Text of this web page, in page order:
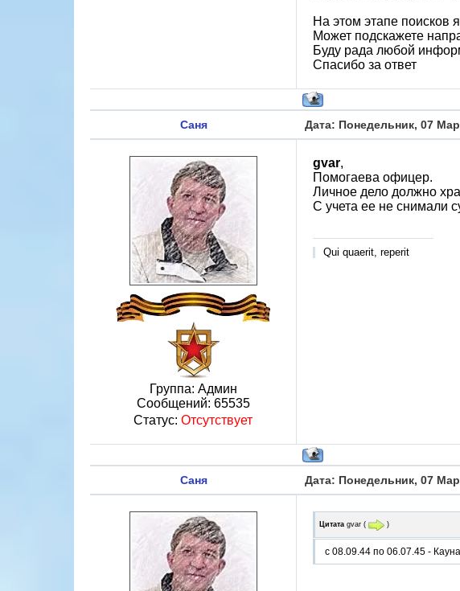
На этом этапе поисков
Может подскажете
Буду рада любой
Спасибо за ответ
Саня Дата: Понедельник, 07
Группа: Админ
Сообщений: 65535
Статус: Отсутствует
gvar,
Помогаева офицер.
Личное дело должно
С учета ее не снимали
Qui quaerit, reperit
Саня Дата: Понедельник, 07
Цитата gvar ( )
с 08.09.44 по 06.07.45 -